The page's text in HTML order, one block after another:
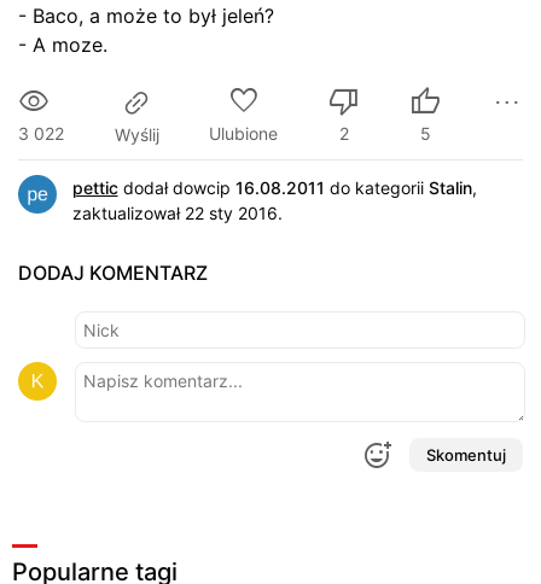
- Baco, a może to był jeleń?
- A moze.
3 022 Wyślij Ulubione 2 5
petticdodał dowcip 16.08.2011 do kategorii Stalin,
zaktualizował 22 sty 2016.
DODAJ KOMENTARZ
Skomentuj
Popularne tagi